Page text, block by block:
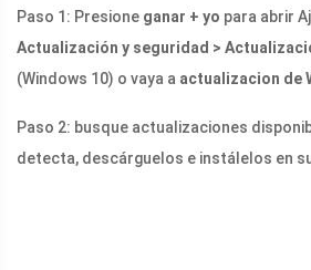
Paso 1: Presione ganar + yo para abrir
Actualización y seguridad >
(Windows 10) o vaya a actualizacion de
Paso 2: busque actualizaciones
detecta, descárguelos e instálelos en